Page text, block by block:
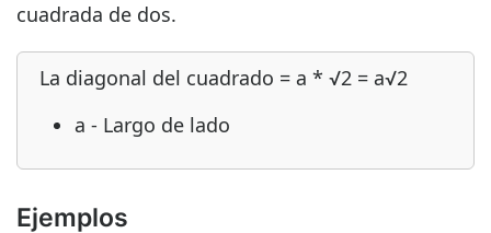
cuadrada de dos.
La diagonal del cuadrado = a * √2 = a√2
a - Largo de lado
Ejemplos